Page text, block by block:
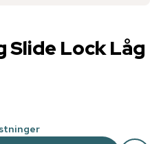
Slide Lock Låg